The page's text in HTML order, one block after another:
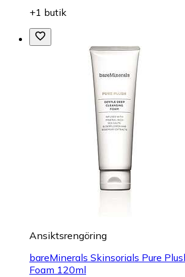
+1 butik
Ansiktsrengöring
bareMinerals Skinsorials Pure
Foam 120ml